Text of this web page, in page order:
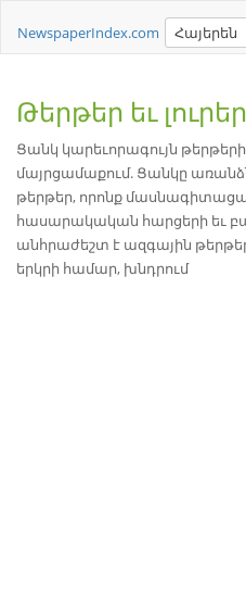
NewspaperIndex.com Հայերեն
Թերթեր եւ լուրեր
Ցանկ կարեւորագույն
մայրցամաքում. Ցանկը
թերթեր, որոնք
հասարակական հարցերի եւ
անհրաժեշտ է ազգային
երկրի համար, խնդրում